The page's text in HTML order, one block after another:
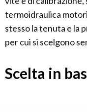
termoidraulica
stesso la tenuta e la
per cui si scelgono
Scelta in